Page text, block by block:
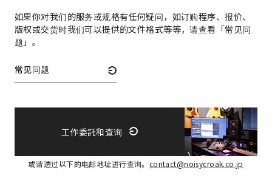
如果你对我们的服务或规格有任何疑问，如订购程序、报价、
版权或交货时我们可以提供的文件格式等等，请查看「常见问
题」。
常见问题
工作委託和查询
或请透过以下的电邮地址进行查询。 contact@noisycroak.co.jp